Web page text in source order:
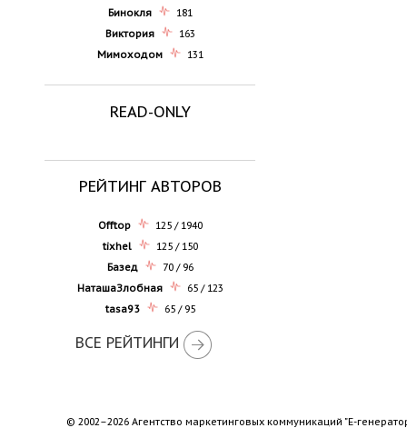
Бинокля
181
Виктория
163
Мимоходом
131
READ-ONLY
РЕЙТИНГ АВТОРОВ
Offtop
125 / 1940
tixhel
125 / 150
Базед
70 / 96
НаташаЗлобная
65 / 123
tasa93
65 / 95
ВСЕ РЕЙТИНГИ
© 2002–2026 Агентство маркетинговых коммуникаций "Е-